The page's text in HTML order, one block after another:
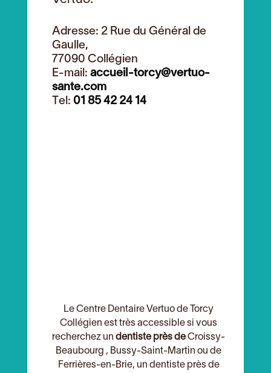
Adresse: 2 Rue du Général de
Gaulle,
77090 Collégien
E-mail: accueil-torcy@vertuo-
sante.com
Tel: 01 85 42 24 14
Le Centre Dentaire Vertuo de Torcy
Collégien est très accessible si vous
recherchez undentiste près deCroissy-
Beaubourg , Bussy-Saint-Martin ou de
Ferrières-en-Brie, un dentiste près de